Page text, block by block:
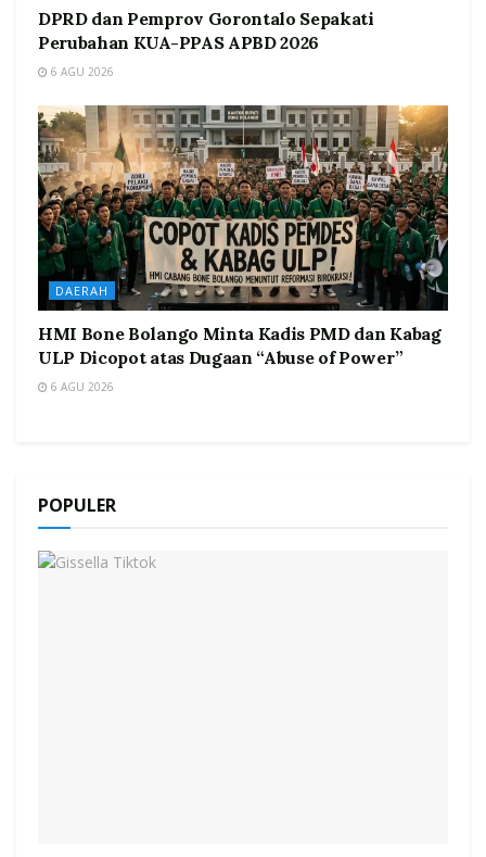
DPRD dan Pemprov Gorontalo Sepakati
Perubahan KUA-PPAS APBD 2026
6 AGU 2026
DAERAH
HMI Bone Bolango Minta Kadis PMD dan Kabag
ULP Dicopot atas Dugaan “Abuse of Power”
6 AGU 2026
POPULER